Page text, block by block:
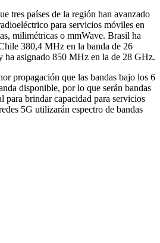
tres países de la región han avanzado
para servicios móviles en
milimétricas o mmWave. Brasil ha
380,4 MHz en la banda de 26
ha asignado 850 MHz en la de 28 GHz.
propagación que las bandas bajo los 6
disponible, por lo que serán bandas
para brindar capacidad para servicios
5G utilizarán espectro de bandas